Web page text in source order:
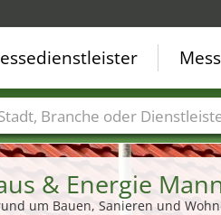
& Energie
um Bauen, Sanieren und
Branchen